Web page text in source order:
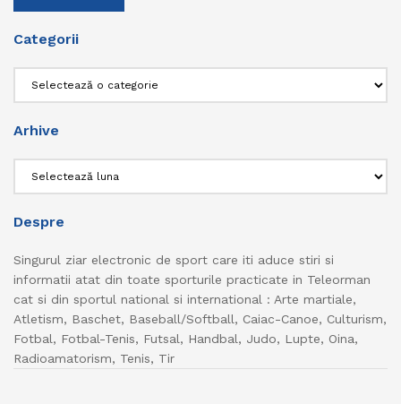
Categorii
Arhive
Despre
Singurul ziar electronic de sport care iti aduce stiri si
informatii atat din toate sporturile practicate in Teleorman
cat si din sportul national si international : Arte martiale,
Atletism, Baschet, Baseball/Softball, Caiac-Canoe, Culturism,
Fotbal, Fotbal-Tenis, Futsal, Handbal, Judo, Lupte, Oina,
Radioamatorism, Tenis, Tir